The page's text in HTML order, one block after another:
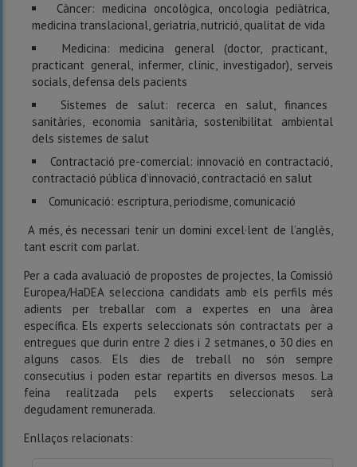
Càncer: medicina oncològica, oncologia pediàtrica,
medicina translacional, geriatria, nutrició, qualitat de vida
Medicina: medicina general (doctor, practicant,
practicant general, infermer, clínic, investigador), serveis
socials, defensa dels pacients
Sistemes de salut: recerca en salut, finances
sanitàries, economia sanitària, sostenibilitat ambiental
dels sistemes de salut
Contractació pre-comercial: innovació en contractació,
contractació pública d’innovació, contractació en salut
Comunicació: escriptura, periodisme, comunicació
A més, és necessari tenir un domini excel·lent de l’anglès,
tant escrit com parlat.
Per a cada avaluació de propostes de projectes, la Comissió
Europea/HaDEA selecciona candidats amb els perfils més
adients per treballar com a expertes en una àrea
específica. Els experts seleccionats són contractats per a
entregues que durin entre 2 dies i 2 setmanes, o 30 dies en
alguns casos. Els dies de treball no són sempre
consecutius i poden estar repartits en diversos mesos. La
feina realitzada pels experts seleccionats serà
degudament remunerada.
Enllaços relacionats: